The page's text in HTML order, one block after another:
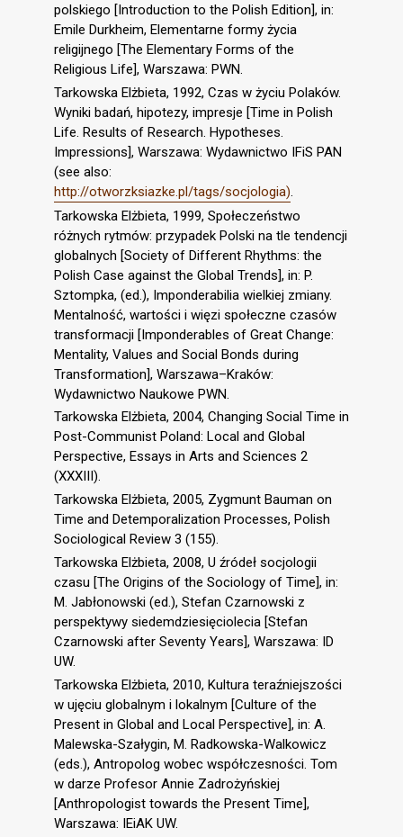
polskiego [Introduction to the Polish Edition], in:
Emile Durkheim, Elementarne formy życia
religijnego [The Elementary Forms of the
Religious Life], Warszawa: PWN.
Tarkowska Elżbieta, 1992, Czas w życiu Polaków.
Wyniki badań, hipotezy, impresje [Time in Polish
Life. Results of Research. Hypotheses.
Impressions], Warszawa: Wydawnictwo IFiS PAN
(see also:
http://otworzksiazke.pl/tags/socjologia).
Tarkowska Elżbieta, 1999, Społeczeństwo
różnych rytmów: przypadek Polski na tle tendencji
globalnych [Society of Different Rhythms: the
Polish Case against the Global Trends], in: P.
Sztompka, (ed.), Imponderabilia wielkiej zmiany.
Mentalność, wartości i więzi społeczne czasów
transformacji [Imponderables of Great Change:
Mentality, Values and Social Bonds during
Transformation], Warszawa–Kraków:
Wydawnictwo Naukowe PWN.
Tarkowska Elżbieta, 2004, Changing Social Time in
Post-Communist Poland: Local and Global
Perspective, Essays in Arts and Sciences 2
(XXXIII).
Tarkowska Elżbieta, 2005, Zygmunt Bauman on
Time and Detemporalization Processes, Polish
Sociological Review 3 (155).
Tarkowska Elżbieta, 2008, U źródeł socjologii
czasu [The Origins of the Sociology of Time], in:
M. Jabłonowski (ed.), Stefan Czarnowski z
perspektywy siedemdziesięciolecia [Stefan
Czarnowski after Seventy Years], Warszawa: ID
UW.
Tarkowska Elżbieta, 2010, Kultura teraźniejszości
w ujęciu globalnym i lokalnym [Culture of the
Present in Global and Local Perspective], in: A.
Malewska-Szałygin, M. Radkowska-Walkowicz
(eds.), Antropolog wobec współczesności. Tom
w darze Profesor Annie Zadrożyńskiej
[Anthropologist towards the Present Time],
Warszawa: IEiAK UW.